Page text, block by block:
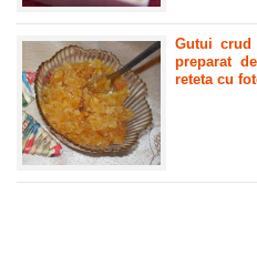
Gutui crud
preparat
reteta cu